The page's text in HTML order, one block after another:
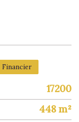
Financier
17200
448 m²